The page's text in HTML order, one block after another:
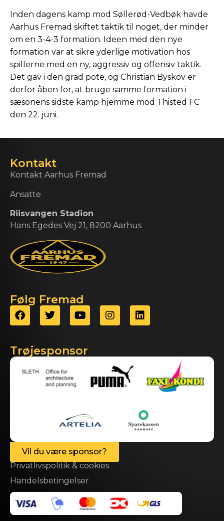
Inden dagens kamp mod Søllerød-Vedbøk havde
Aarhus Fremad skiftet taktik til noget, der minder
om en 3-4-3 formation. Ideen med den nye
formation var at sikre yderlige motivation hos
spillerne med en ny, aggressiv og offensiv taktik.
Det gav i den grad pote, og Christian Byskov er
derfor åben for, at bruge samme formation i
sæsonens sidste kamp hjemme mod Thisted FC
den 22. juni.
Kontakt
Kontakt Aarhus Fremad
Ansatte
Riisvangen Stadion
Hans Egedes Vej 21, 8200 Aarhus
Følg Fremad
Trøjesponsor
Vil du være sponsor?
Privatlivspolitik & cookies
Handelsbetingelser